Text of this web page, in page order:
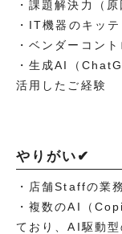
・課題解決力（
・IT機器のキッ
・ベンダーコン
・生成AI（
活用したご経験
やりがい✔
・店舗Staffの業
・複数のAI（
ており、AI駆動